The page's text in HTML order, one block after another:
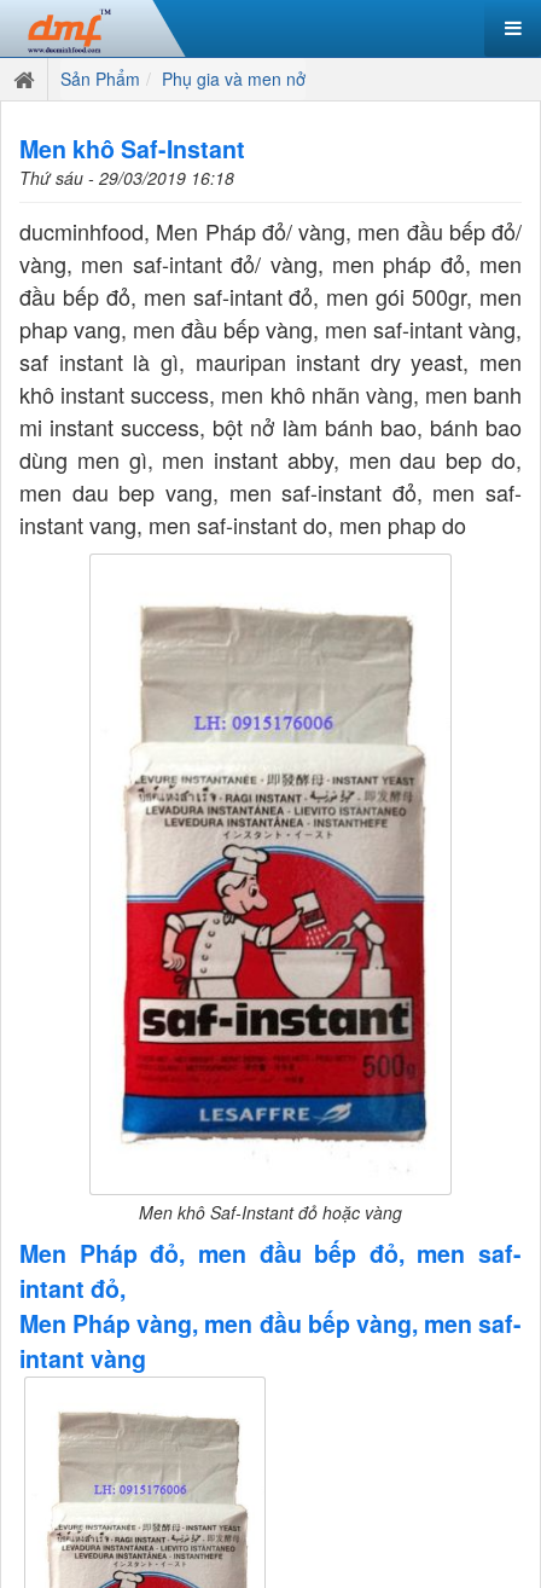
Sản Phẩm Phụ gia và men nở
Men khô Saf-Instant
Thứ sáu - 29/03/2019 16:18
ducminhfood, Men Pháp đỏ/ vàng, men đầu bếp đỏ/
vàng, men saf-intant đỏ/ vàng, men pháp đỏ, men
đầu bếp đỏ, men saf-intant đỏ, men gói 500gr, men
phap vang, men đầu bếp vàng, men saf-intant vàng,
saf instant là gì, mauripan instant dry yeast, men
khô instant success, men khô nhãn vàng, men banh
mi instant success, bột nở làm bánh bao, bánh bao
dùng men gì, men instant abby, men dau bep do,
men dau bep vang, men saf-instant đỏ, men saf-
instant vang, men saf-instant do, men phap do
Men khô Saf-Instant đỏ hoặc vàng
Men Pháp đỏ, men đầu bếp đỏ, men saf-
intant đỏ,
Men Pháp vàng, men đầu bếp vàng, men saf-
intant vàng